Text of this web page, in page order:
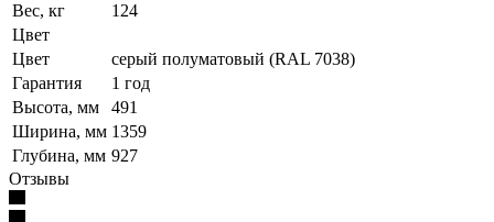
Вес, кг
124
Цвет
Цвет
серый полуматовый (RAL 7038)
Гарантия
1 год
Высота, мм
491
Ширина, мм 1359
Глубина, мм 927
Отзывы